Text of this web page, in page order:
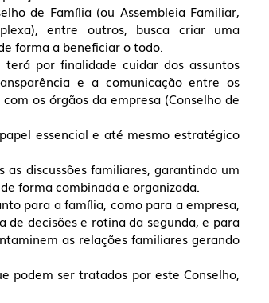
de Família (ou Assembleia Familiar,
entre outros, busca criar uma
forma a beneficiar o todo.
por finalidade cuidar dos assuntos
e a comunicação entre os
os órgãos da empresa (Conselho de
essencial e até mesmo estratégico
discussões familiares, garantindo um
forma combinada e organizada.
para a família, como para a empresa,
decisões e rotina da segunda, e para
as relações familiares gerando
podem ser tratados por este Conselho,